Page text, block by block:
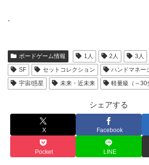
.
ボードゲーム情報 1人 2人 3人
SF
セットコレクション
ハンドマネー
宇宙/惑星
未来・近未来 軽量級（～30
シェアする
X Facebook
Pocket LINE